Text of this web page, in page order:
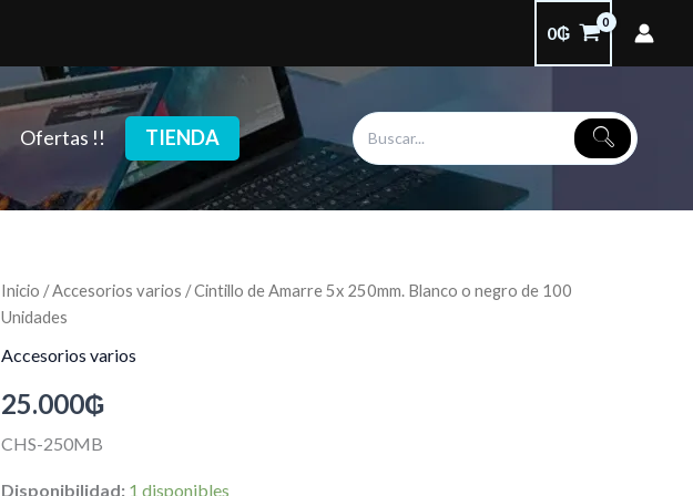
0₲
Ofertas !! TIENDA
Inicio /Accesorios varios / Cintillo de Amarre 5x 250mm. Blanco o negro de 100
Unidades
Accesorios varios
25.000₲
CHS-250MB
Disponibilidad: 1 disponibles
Cintillo
de
5x
Blanco
o
negro
100